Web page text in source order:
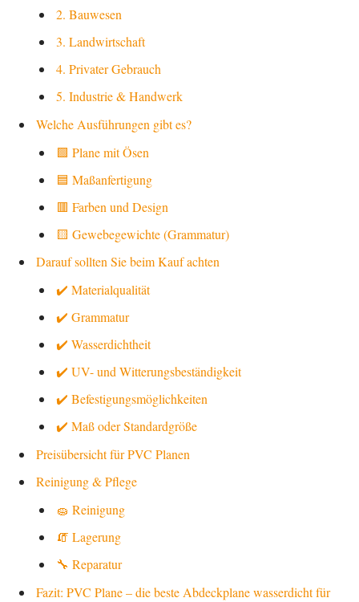
2. Bauwesen
3. Landwirtschaft
4. Privater Gebrauch
5. Industrie & Handwerk
Welche Ausführungen gibt es?
🟩 Plane mit Ösen
🟦 Maßanfertigung
🟥 Farben und Design
🟨 Gewebegewichte (Grammatur)
Darauf sollten Sie beim Kauf achten
✔️ Materialqualität
✔️ Grammatur
✔️ Wasserdichtheit
✔️ UV- und Witterungsbeständigkeit
✔️ Befestigungsmöglichkeiten
✔️ Maß oder Standardgröße
Preisübersicht für PVC Planen
Reinigung & Pflege
🧽 Reinigung
🧯 Lagerung
🔧 Reparatur
Fazit: PVC Plane – die beste Abdeckplane wasserdicht für